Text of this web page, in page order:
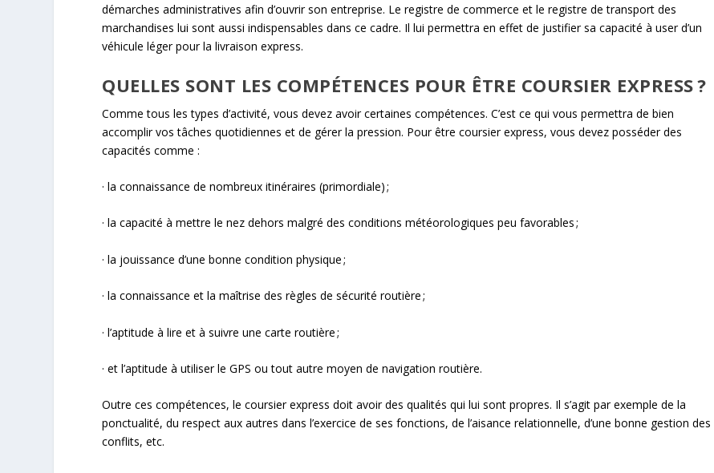
démarches administratives afin d’ouvrir son entreprise. Le registre de commerce et le registre de transport des
marchandises lui sont aussi indispensables dans ce cadre. Il lui permettra en effet de justifier sa capacité à user d’un
véhicule léger pour la livraison express.
QUELLES SONT LES COMPÉTENCES POUR ÊTRE COURSIER EXPRESS ?
Comme tous les types d’activité, vous devez avoir certaines compétences. C’est ce qui vous permettra de bien
accomplir vos tâches quotidiennes et de gérer la pression. Pour être coursier express, vous devez posséder des
capacités comme :
· la connaissance de nombreux itinéraires (primordiale) ;
· la capacité à mettre le nez dehors malgré des conditions météorologiques peu favorables ;
· la jouissance d’une bonne condition physique ;
· la connaissance et la maîtrise des règles de sécurité routière ;
· l’aptitude à lire et à suivre une carte routière ;
· et l’aptitude à utiliser le GPS ou tout autre moyen de navigation routière.
Outre ces compétences, le coursier express doit avoir des qualités qui lui sont propres. Il s’agit par exemple de la
ponctualité, du respect aux autres dans l’exercice de ses fonctions, de l’aisance relationnelle, d’une bonne gestion des
conflits, etc.